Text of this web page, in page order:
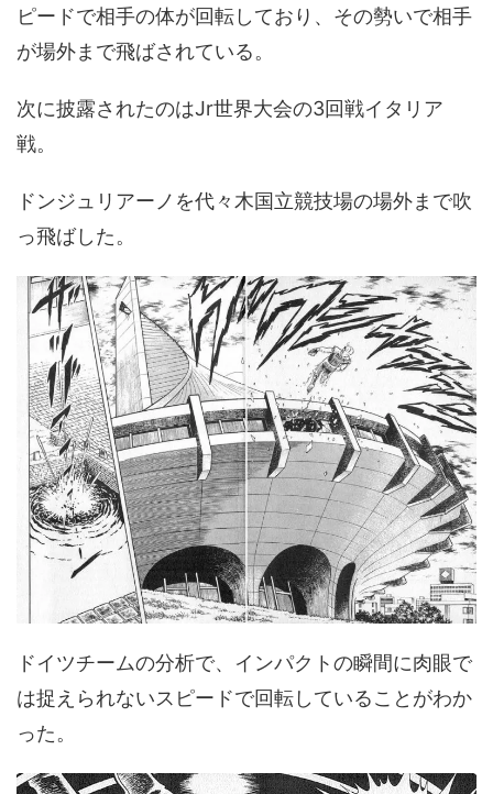
ピードで相手の体が回転しており、その勢いで相手
が場外まで飛ばされている。
次に披露されたのはJr世界大会の3回戦イタリア
戦。
ドンジュリアーノを代々木国立競技場の場外まで吹
っ飛ばした。
ドイツチームの分析で、インパクトの瞬間に肉眼で
は捉えられないスピードで回転していることがわか
った。